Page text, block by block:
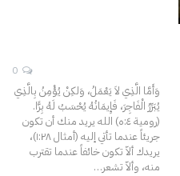
وَأَمَّا الَّذِي لاَ يَعْمَلُ، وَلكِنْ يُؤْمِنُ بِالَّذِي
يُبَرِّرُ الْفَاجِرَ، فَإِيمَانُهُ يُحْسَبُ لَهُ بِرًّا.
(رومية ٤:ە)
الله يريد منك أن تكون
جريئاً عندما تأتي إليه (أمثال ۱:٢٨)،
يريدك ألاّ تكون خائفاً عندما تقترب
منه، وألاّ تشعر…